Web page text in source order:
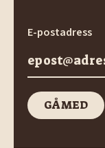
E-postadress
GÅ med
GÅ MED